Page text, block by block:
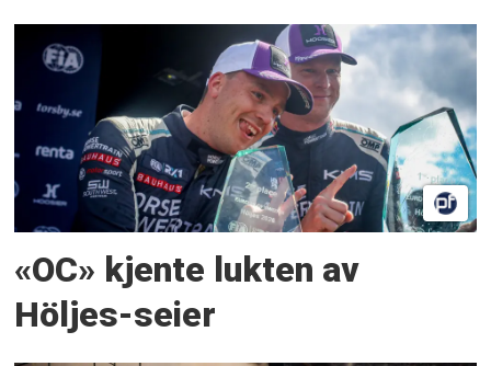
«OC» kjente lukten av
Höljes-seier